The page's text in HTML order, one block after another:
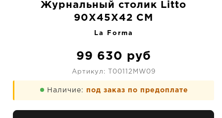
Журнальный столик Litto
90X45X42 CM
La Forma
99 630 руб
Артикул: T00112MW09
Наличие: под заказ по предоплате